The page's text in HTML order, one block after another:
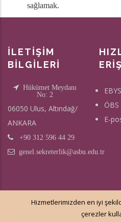
sağlamak.
İLETİŞİM
BİLGİLERİ
Hükümet Meydanı
No: 2
06050 Ulus, Altındağ/
ANKARA
+90 312 596 44 29
genel.sekreterlik@asbu.edu.tr
EBYS
ÖBS
E-
Hizmetlerimizden en iyi
çerezler